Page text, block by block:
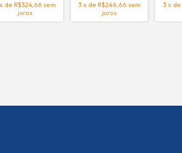
x de R$324,66 sem
juros
3 x de R$246,66 sem
juros
3 x de